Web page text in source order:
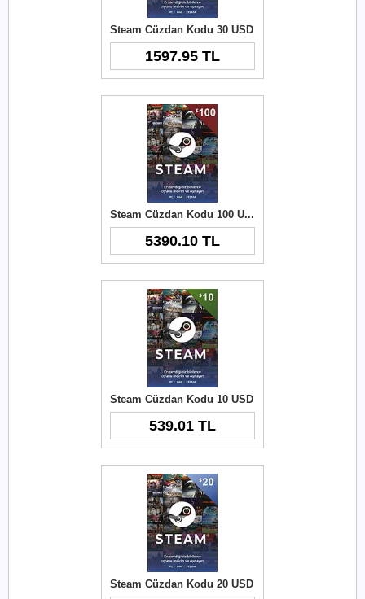
Steam Cüzdan Kodu 30 USD
1597.95 TL
Steam Cüzdan Kodu 100 USD
5390.10 TL
Steam Cüzdan Kodu 10 USD
539.01 TL
Steam Cüzdan Kodu 20 USD